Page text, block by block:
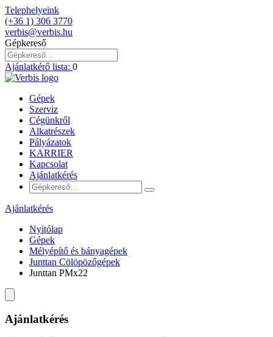
Telephelyeink
(+36 1) 306 3770
verbis@verbis.hu
Gépkereső
Ajánlatkérő lista: 0
Gépek
Szerviz
Cégünkről
Alkatrészek
Pályázatok
KARRIER
Kapcsolat
Ajánlatkérés
Ajánlatkérés
Nyitólap
Gépek
Mélyépítő és bányagépek
Junttan Cölöpözőgépek
Junttan PMx22
Ajánlatkérés